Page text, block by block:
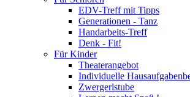
EDV-Treff mit Tipps
Generationen - Tanz
Handarbeits-Treff
Denk - Fit!
Für Kinder
Theaterangebot
Individuelle
Zwergerlstube